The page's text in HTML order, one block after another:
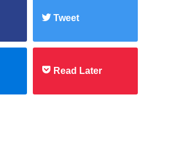
Tweet
Read Later